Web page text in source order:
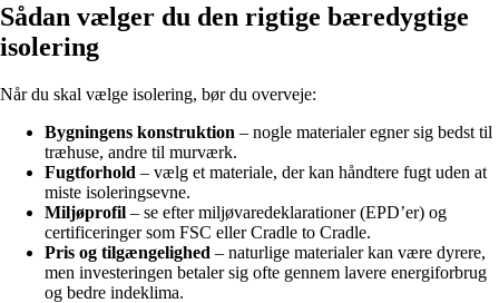
Sådan vælger du den rigtige bæredygtige
isolering
Når du skal vælge isolering, bør du overveje:
Bygningens konstruktion – nogle materialer egner sig bedst til
træhuse, andre til murværk.
Fugtforhold – vælg et materiale, der kan håndtere fugt uden at
miste isoleringsevne.
Miljøprofil – se efter miljøvaredeklarationer (EPD’er) og
certificeringer som FSC eller Cradle to Cradle.
Pris og tilgængelighed – naturlige materialer kan være dyrere,
men investeringen betaler sig ofte gennem lavere energiforbrug
og bedre indeklima.